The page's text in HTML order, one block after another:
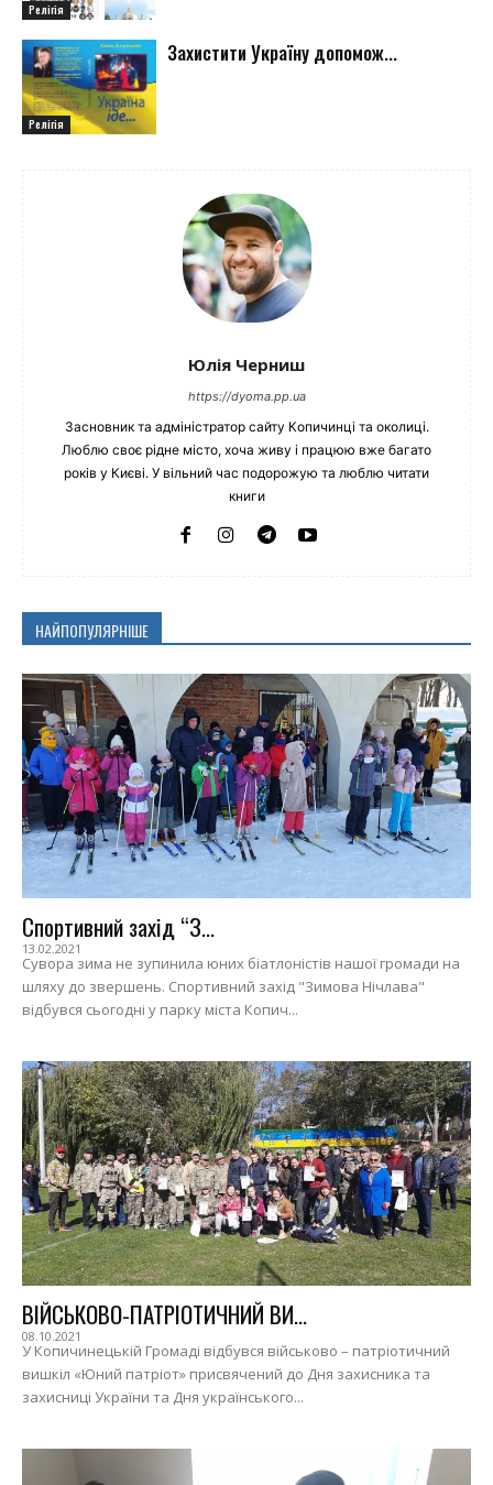
Релігія
Релігія
Захистити Україну допомож...
Юлія Черниш
https://dyoma.pp.ua
Засновник та адміністратор сайту Копичинці та околиці.
Люблю своє рідне місто, хоча живу і працюю вже багато
років у Києві. У вільний час подорожую та люблю читати
книги
НАЙПОПУЛЯРНІШЕ
Спортивний захід “З...
13.02.2021
Сувора зима не зупинила юних біатлоністів нашої громади на
шляху до звершень. Спортивний захід "Зимова Нічлава"
відбувся сьогодні у парку міста Копич...
ВІЙСЬКОВО-ПАТРІОТИЧНИЙ ВИ...
08.10.2021
У Копичинецькій Громаді відбувся військово – патріотичний
вишкіл «Юний патріот» присвячений до Дня захисника та
захисниці України та Дня українського...